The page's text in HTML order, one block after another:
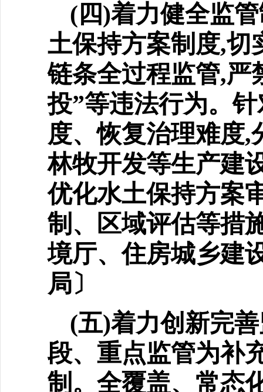
(四)着力健全监
土保持方案制度,切
链条全过程监管,严
投”等违法行为。
度、恢复治理难度,
林牧开发等生产建
优化水土保持方案
制、区域评估等措
境厅、住房城乡建
局〕
(五)着力创新完
段、 重点监管为补
制。全覆盖、常态